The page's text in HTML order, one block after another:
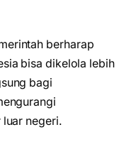
berharap
bisa dikelola lebih
bagi
negeri.